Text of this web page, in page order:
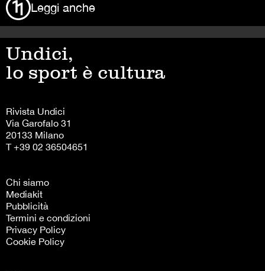
Leggi anche
Undici,
lo sport è cultura
Rivista Undici
Via Garofalo 31
20133 Milano
T +39 02 36504651
Chi siamo
Mediakit
Pubblicità
Termini e condizioni
Privacy Policy
Cookie Policy